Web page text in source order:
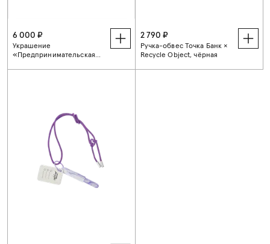
6 000 ₽
Украшение
«Предпринимательская
Карпинский
2 790 ₽
Ручка-обвес Точка Банк ×
Recycle Object, чёрная